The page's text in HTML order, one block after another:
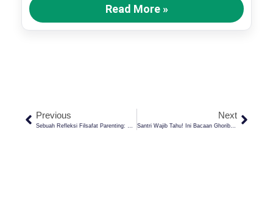
Read More »
Previous
Sebuah Refleksi Filsafat Parenting: Menikah Itu Rahmat Dari Tuhan Untuk Setiap Pasangan
Next
Santri Wajib Tahu! Ini Bacaan Ghorib Qur’an Menurut Imam ‘Ashim Riwayat Imam Hafs